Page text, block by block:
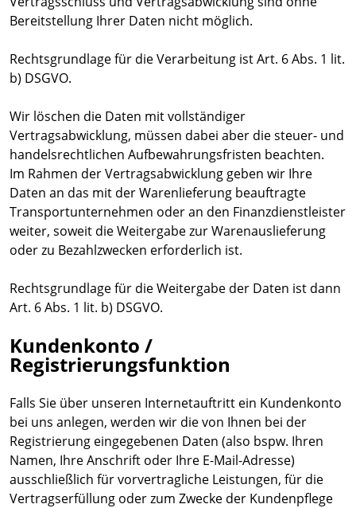
Bereitstellung Ihrer Daten nicht möglich.
Rechtsgrundlage für die Verarbeitung ist Art. 6 Abs. 1 lit.
b) DSGVO.
Wir löschen die Daten mit vollständiger
Vertragsabwicklung, müssen dabei aber die steuer- und
handelsrechtlichen Aufbewahrungsfristen beachten.
Im Rahmen der Vertragsabwicklung geben wir Ihre
Daten an das mit der Warenlieferung beauftragte
Transportunternehmen oder an den Finanzdienstleister
weiter, soweit die Weitergabe zur Warenauslieferung
oder zu Bezahlzwecken erforderlich ist.
Rechtsgrundlage für die Weitergabe der Daten ist dann
Art. 6 Abs. 1 lit. b) DSGVO.
Kundenkonto /
Registrierungsfunktion
Falls Sie über unseren Internetauftritt ein Kundenkonto
bei uns anlegen, werden wir die von Ihnen bei der
Registrierung eingegebenen Daten (also bspw. Ihren
Namen, Ihre Anschrift oder Ihre E-Mail-Adresse)
ausschließlich für vorvertragliche Leistungen, für die
Vertragserfüllung oder zum Zwecke der Kundenpflege